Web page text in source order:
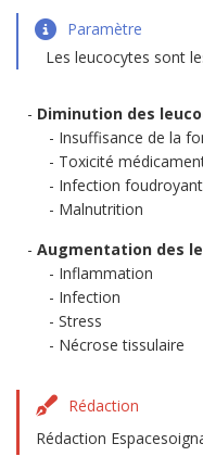
Paramètre
Les leucocytes sont
Diminution des
Insuffisance de la
Toxicité
Infection
Malnutrition
Augmentation des
Inflammation
Infection
Stress
Nécrose tissulaire
Rédaction
Rédaction